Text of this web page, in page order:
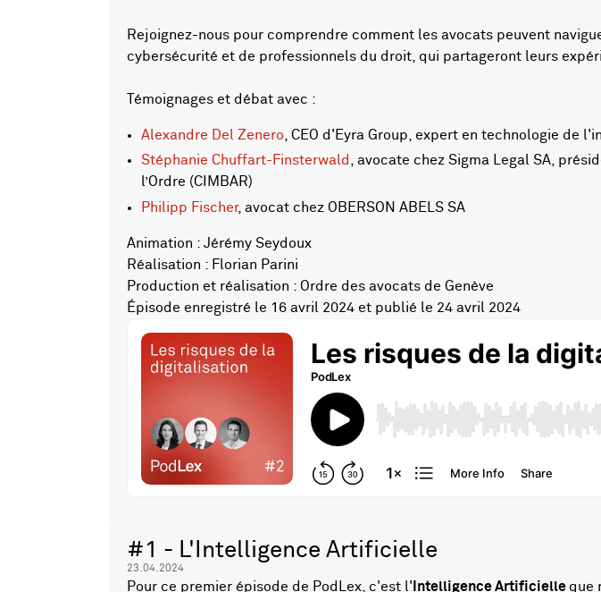
Rejoignez-nous pour comprendre comment les avocats peuvent
cybersécurité et de professionnels du droit, qui partageront leurs
Témoignages et débat avec :
Alexandre Del Zenero , CEO d'Eyra Group, expert en technologie de
Stéphanie Chuffart-Finsterwald , avocate chez Sigma Legal SA,
l’Ordre (CIMBAR)
Philipp Fischer, avocat chez OBERSON ABELS SA
Animation : Jérémy Seydoux
Réalisation : Florian Parini
Production et réalisation : Ordre des avocats de Genève
Épisode enregistré le 16 avril 2024 et publié le 24 avril 2024
#1 - L'Intelligence Artificielle
23.04.2024
Pour ce premier épisode de PodLex, c'est l' Intelligence Artificielle que